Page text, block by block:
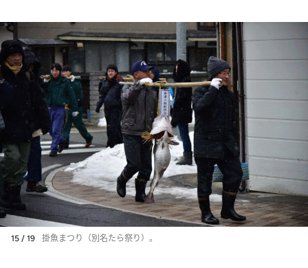
15 / 19 掛魚まつり（別名たら祭り）。